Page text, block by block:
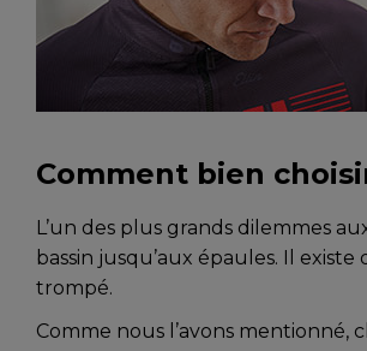
Comment bien
L’un des plus grands dilemmes
bassin jusqu’aux épaules. Il
trompé.
Comme nous l’avons mentionné,